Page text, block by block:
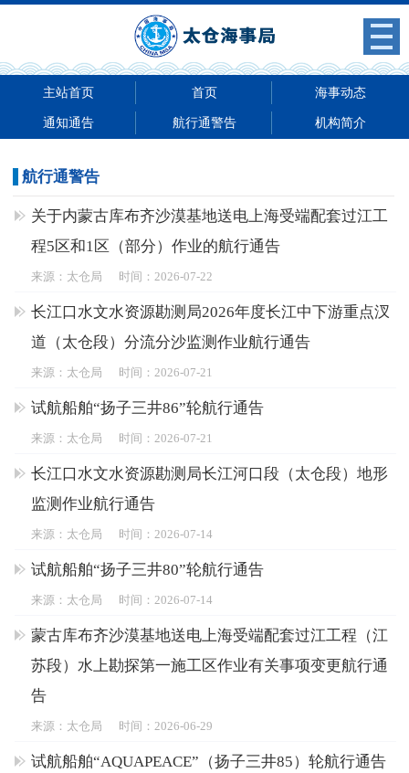
主站首页 首页 海事动态
通知通告 航行通警告 机构简介
航行通警告
关于内蒙古库布齐沙漠基地送电上海受端配套过江工
程5区和1区（部分）作业的航行通告
来源：太仓局 时间：2026-07-22
长江口水文水资源勘测局2026年度长江中下游重点汊
道（太仓段）分流分沙监测作业航行通告
来源：太仓局 时间：2026-07-21
试航船舶“扬子三井86”轮航行通告
来源：太仓局 时间：2026-07-21
长江口水文水资源勘测局长江河口段（太仓段）地形
监测作业航行通告
来源：太仓局 时间：2026-07-14
试航船舶“扬子三井80”轮航行通告
来源：太仓局 时间：2026-07-14
蒙古库布齐沙漠基地送电上海受端配套过江工程（江
苏段）水上勘探第一施工区作业有关事项变更航行通
告
来源：太仓局 时间：2026-06-29
试航船舶“AQUAPEACE”（扬子三井85）轮航行通告